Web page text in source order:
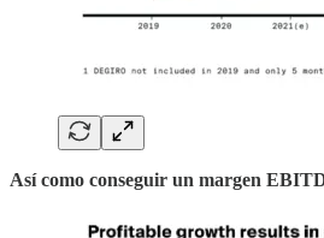
Así como conseguir un margen